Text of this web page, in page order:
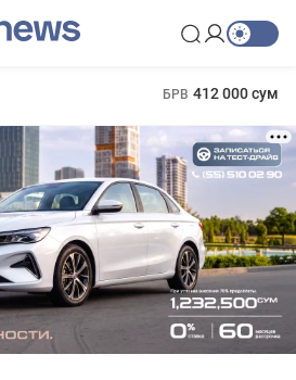
БРВ 412 000 сум